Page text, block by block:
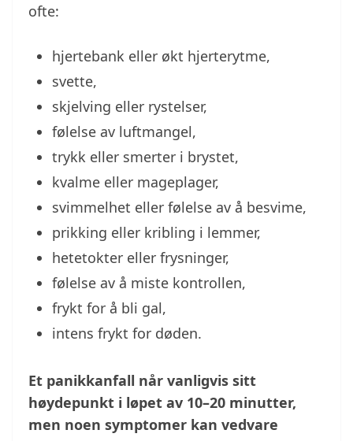
ofte:
hjertebank eller økt hjerterytme,
svette,
skjelving eller rystelser,
følelse av luftmangel,
trykk eller smerter i brystet,
kvalme eller mageplager,
svimmelhet eller følelse av å besvime,
prikking eller kribling i lemmer,
hetetokter eller frysninger,
følelse av å miste kontrollen,
frykt for å bli gal,
intens frykt for døden.
Et panikkanfall når vanligvis sitt
høydepunkt i løpet av 10–20 minutter,
men noen symptomer kan vedvare